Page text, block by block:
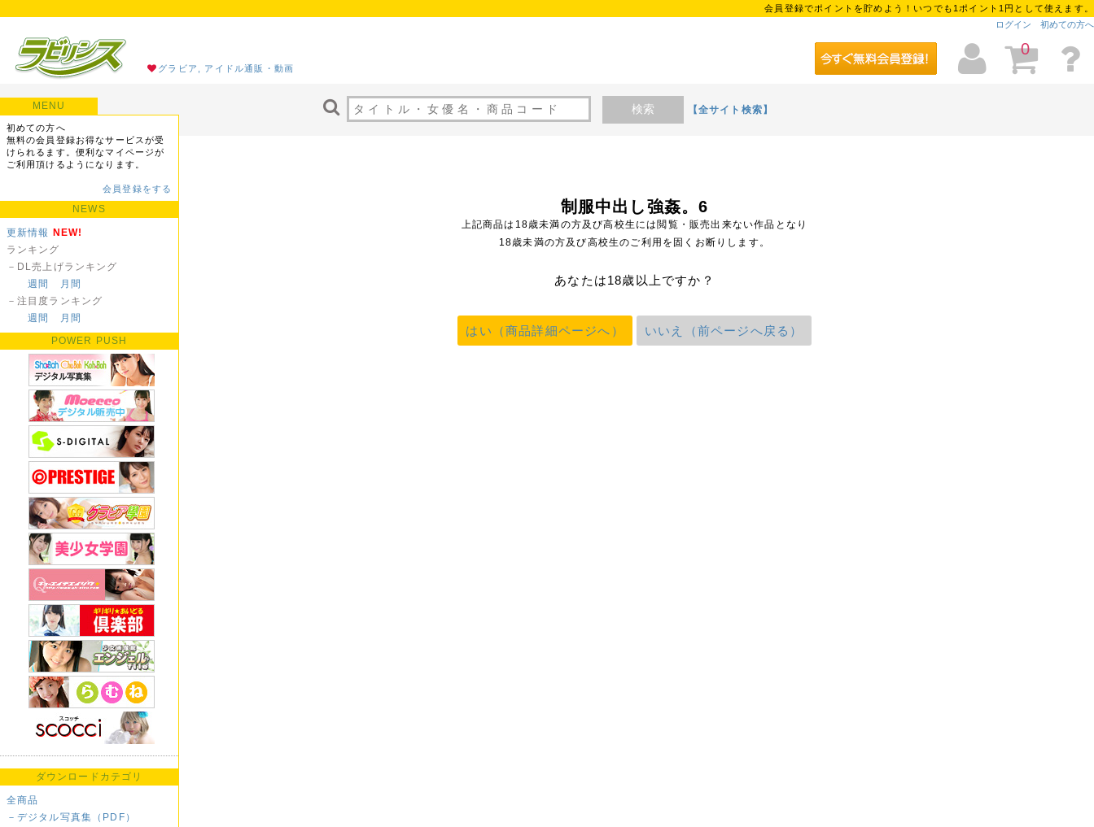
会員登録でポイントを貯めよう！いつでも1ポイント1円として使えます。
ログイン
初めての方へ
グラビア, アイドル通販・動画
0
検索 【全サイト検索】
MENU
初めての方へ
無料の会員登録お得なサービスが受
けられるます。便利なマイページが
ご利用頂けるようになります。
会員登録をする
NEWS
更新情報 NEW!
ランキング
－DL売上げランキング
週間
月間
－注目度ランキング
週間
月間
POWER PUSH
ダウンロードカテゴリ
全商品
－デジタル写真集（PDF）
制服中出し強姦。6
上記商品は18歳未満の方及び高校生には閲覧・販売出来ない作品となり
18歳未満の方及び高校生のご利用を固くお断りします。
あなたは18歳以上ですか？
はい（商品詳細ページへ） いいえ（前ページへ戻る）